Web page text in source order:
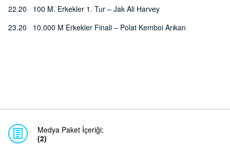
22.20 100 M. Erkekler 1. Tur – Jak Ali Harvey
23.20 10.000 M Erkekler Finali – Polat Kemboi Arıkan
Medya Paket İçeriği:
(2)